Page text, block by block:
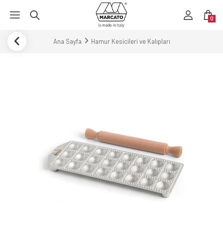
0
Ana Sayfa Hamur Kesicileri ve Kalıpları